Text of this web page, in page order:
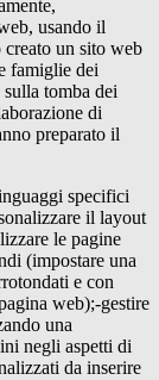
usando il
un sito web
famiglie dei
tomba dei
di
preparato il
specifici
il layout
le pagine
(impostare una
e con
web);-gestire
una
negli aspetti di
da inserire